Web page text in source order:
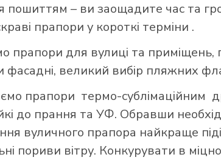
пошиттям – ви заощадите час та
прапори у короткі терміни .
прапори для вулиці та приміщень,
великий вибір пляжних
прапори термо-сублімаційним
до прання та УФ. Обравши
вуличного прапора найкраще
пориви вітру. Конкурувати в